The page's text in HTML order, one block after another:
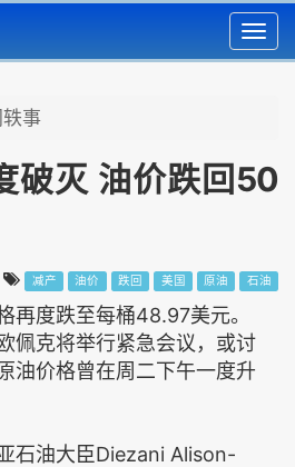
事
破灭 油价跌回50
减产 油价 跌回 美国 原油 石油
再度跌至每桶48.97美元。
佩克将举行紧急会议，或讨
油价格曾在周二下午一度升
油大臣Diezani Alison-